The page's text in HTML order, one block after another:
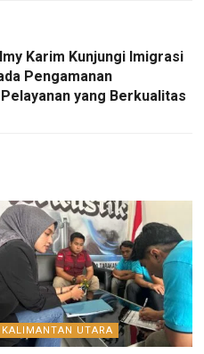
Karim Kunjungi Imigrasi
Pengamanan
yang Berkualitas
KALIMANTAN UTARA